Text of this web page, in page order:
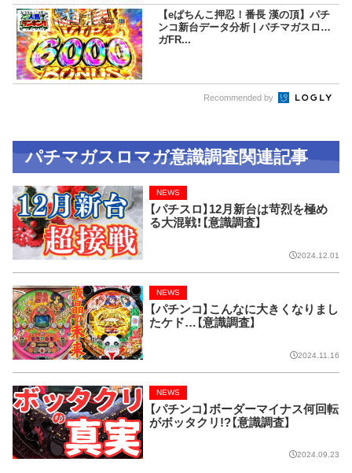
【eぱちんこ押忍！番長 漢の頂】パチ
ンコ新台データ分析 | パチマガスロマ
ガFR...
Recommended by
パチマガスロマガ意識調査関連記事
【パチスロ】12月新台は苛烈を極め
る大混戦！【意識調査】
NEWS
2024.12.01
【パチンコ】こんなに大きくなりまし
たケド…【意識調査】
NEWS
2024.11.16
【パチンコ】ボーダーマイナス何回転
がボッタクリ!?【意識調査】
NEWS
2024.09.23